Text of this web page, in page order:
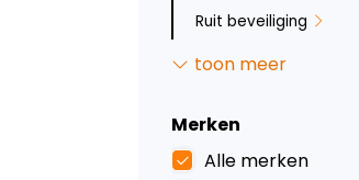
Ruit beveiliging
Zwart imperiaal
aluminium
toon meer
Merken
Alle merken